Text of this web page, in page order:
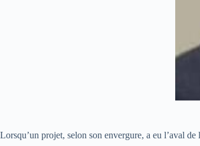
Lorsqu’un projet, selon son envergure, a eu l’aval